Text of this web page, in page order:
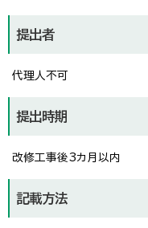
提出者
代理人不可
提出時期
改修工事後3カ月以内
記載方法